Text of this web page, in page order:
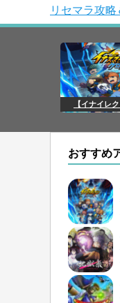
リセマラ攻
【イナイレ
おすすめ